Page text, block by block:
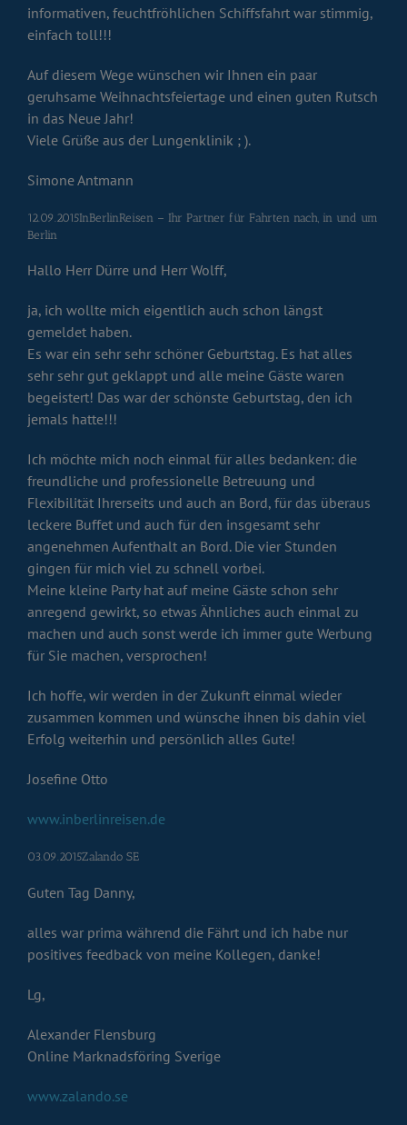
informativen, feuchtfröhlichen Schiffsfahrt war stimmig,
einfach toll!!!
Auf diesem Wege wünschen wir Ihnen ein paar
geruhsame Weihnachtsfeiertage und einen guten Rutsch
in das Neue Jahr!
Viele Grüße aus der Lungenklinik ; ).
Simone Antmann
12.09.2015InBerlinReisen – Ihr Partner für Fahrten nach, in und um
Berlin
Hallo Herr Dürre und Herr Wolff,
ja, ich wollte mich eigentlich auch schon längst
gemeldet haben.
Es war ein sehr sehr schöner Geburtstag. Es hat alles
sehr sehr gut geklappt und alle meine Gäste waren
begeistert! Das war der schönste Geburtstag, den ich
jemals hatte!!!
Ich möchte mich noch einmal für alles bedanken: die
freundliche und professionelle Betreuung und
Flexibilität Ihrerseits und auch an Bord, für das überaus
leckere Buffet und auch für den insgesamt sehr
angenehmen Aufenthalt an Bord. Die vier Stunden
gingen für mich viel zu schnell vorbei.
Meine kleine Party hat auf meine Gäste schon sehr
anregend gewirkt, so etwas Ähnliches auch einmal zu
machen und auch sonst werde ich immer gute Werbung
für Sie machen, versprochen!
Ich hoffe, wir werden in der Zukunft einmal wieder
zusammen kommen und wünsche ihnen bis dahin viel
Erfolg weiterhin und persönlich alles Gute!
Josefine Otto
www.inberlinreisen.de
03.09.2015Zalando SE
Guten Tag Danny,
alles war prima während die Fährt und ich habe nur
positives feedback von meine Kollegen, danke!
Lg,
Alexander Flensburg
Online Marknadsföring Sverige
www.zalando.se